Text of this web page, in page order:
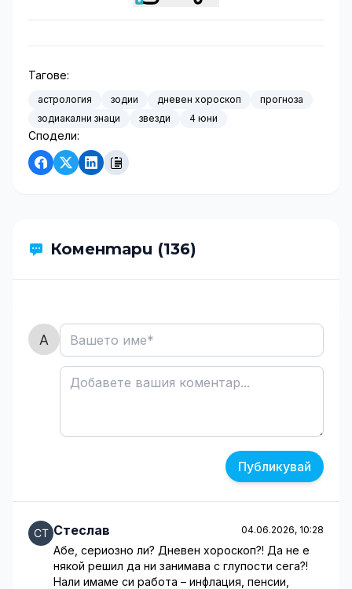
Тагове:
астрология зодии дневен хороскоп
прогноза
зодиакални знаци
звезди 4 юни
Сподели:
Коментари (136)
Публикувай
Стеслав 04.06.2026, 10:28
Абе, сериозно ли? Дневен хороскоп?! Да не е
някой решил да ни занимава с глупости сега?!
Нали имаме си работа – инфлация, пенсии,